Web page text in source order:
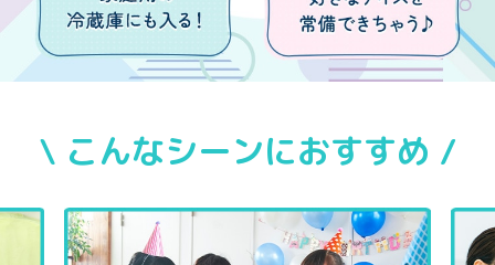
\ こんなシーンにおすすめ /